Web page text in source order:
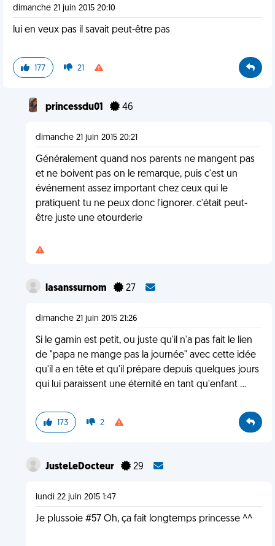
dimanche 21 juin 2015 20:10
lui en veux pas il savait peut-être pas
177 21
princessdu01 46
dimanche 21 juin 2015 20:21
Généralement quand nos parents ne mangent pas
et ne boivent pas on le remarque, puis c'est un
événement assez important chez ceux qui le
pratiquent tu ne peux donc l'ignorer. c'était peut-
être juste une etourderie
lasanssurnom 27
dimanche 21 juin 2015 21:26
Si le gamin est petit, ou juste qu'il n'a pas fait le lien
de "papa ne mange pas la journée" avec cette idée
qu'il a en tête et qu'il prépare depuis quelques jours
qui lui paraissent une éternité en tant qu'enfant ...
173 2
JusteLeDocteur 29
lundi 22 juin 2015 1:47
Je plussoie #57 Oh, ça fait longtemps princesse ^^